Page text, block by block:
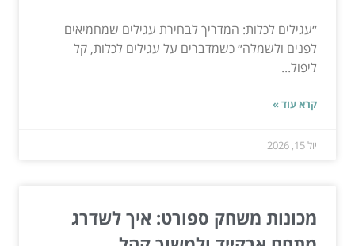
״עגילים לכלות: המדריך לבחירת עגילים שמחמיאים
לפנים ולשמלה״ כשמדברים על עגילים לכלות, קל
ליפול...
קרא עוד »
יול 15, 2026
מכונות משחק ספורט: איך לשדרג